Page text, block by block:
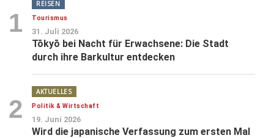
1
REISEN
Tourismus
31. Juli 2026
Tōkyō bei Nacht für Erwachsene: Die Stadt
durch ihre Barkultur entdecken
2
AKTUELLES
Politik & Wirtschaft
19. Juni 2026
Wird die japanische Verfassung zum ersten Mal